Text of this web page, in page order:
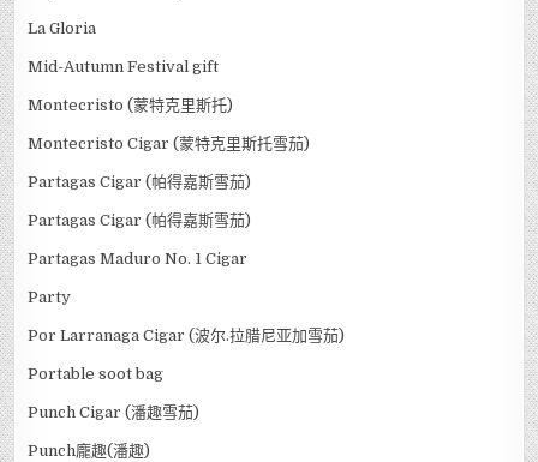
La Gloria
Mid-Autumn Festival gift
Montecristo (蒙特克里斯托)
Montecristo Cigar (蒙特克里斯托雪茄)
Partagas Cigar (帕得嘉斯雪茄)
Partagas Cigar (帕得嘉斯雪茄)
Partagas Maduro No. 1 Cigar
Party
Por Larranaga Cigar (波尔.拉腊尼亚加雪茄)
Portable soot bag
Punch Cigar (潘趣雪茄)
Punch龐趣(潘趣)